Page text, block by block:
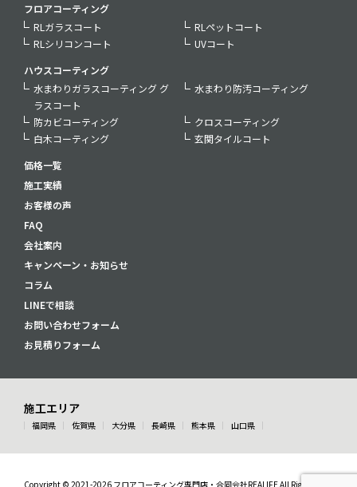
フロアコーティング
RLガラスコート
RLペットコート
RLシリコンコート
UVコート
ハウスコーティング
水まわりガラスコーティング グ
ラスコート
水まわり防汚コーティング
防カビコーティング
クロスコーティング
白木コーティング
玄関タイルコート
価格一覧
施工実績
お客様の声
FAQ
会社案内
キャンペーン・お知らせ
コラム
LINEで相談
お問い合わせフォーム
お見積りフォーム
施工エリア
福岡県 佐賀県 大分県 長崎県 熊本県 山口県
Copyright © 2021-2026 フロアコーティング専門店・合同会社REALIFE All Rights